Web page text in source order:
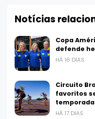
Notícias
Copa
defende
HÁ 16 DIAS
Circuito
favoritos
temporada
HÁ 17 DIAS